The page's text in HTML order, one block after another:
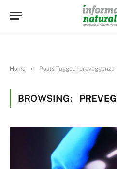
Home » Posts Tagged "preveggenza"
BROWSING: